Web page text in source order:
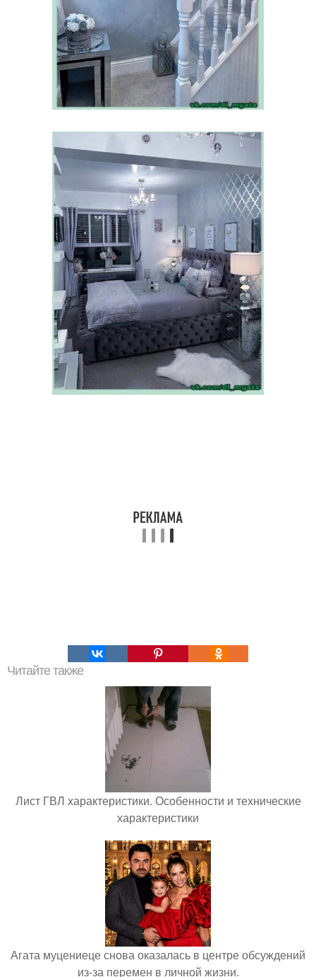
Читайте также
Лист ГВЛ характеристики. Особенности и технические
характеристики
Агата муцениеце снова оказалась в центре обсуждений
из-за перемен в личной жизни.